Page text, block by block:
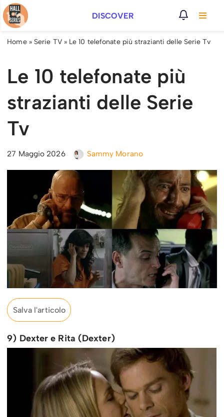
Vai
al
DISCOVER
Home» Serie TV» Le 10 telefonate più strazianti delle Serie Tv
Le 10 telefonate più
strazianti delle Serie
Tv
27 Maggio 2026 Sammy Morano
Salva l'articolo
9) Dexter e Rita (Dexter)